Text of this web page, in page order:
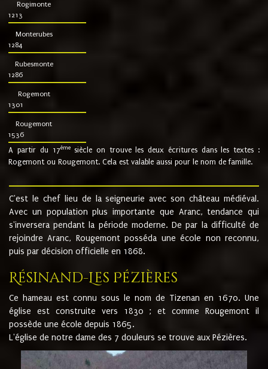
Rogimonte
1213
Monterubes
1284
Rubesmonte
1286
Rogemont
1301
Rougemont
1536
A partir du 17ème siècle on trouve les deux écritures dans les textes :
Rogemont ou Rougemont. Cela est valable aussi pour le nom de famille.
C'est le chef lieu de la seigneurie avec son château médiéval.
Avec un population plus importante que Aranc, tendance qui
s'inversera pendant la période moderne. De par la difficulté de
rejoindre Aranc, Rougemont posséda une école non reconnu,
puis par décision officielle en 1868.
Résinand-Les Pézières
Ce hameau est connu sous le nom de Tizenan en 1670. Une
église est construite vers 1830 ; et comme Rougemont il
possède une école depuis 1865.
L'église de notre dame des 7 douleurs se trouve aux Pézières.